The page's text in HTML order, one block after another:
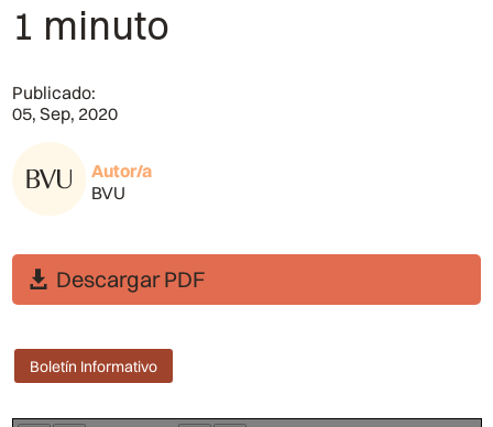
1 minuto
Publicado:
05, Sep, 2020
Autor/a
BVU
Descargar PDF
Boletín Informativo